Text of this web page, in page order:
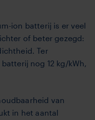
ion batterij is er veel
of beter gezegd:
Ter
nog 12 kg/kWh,
van
in het aantal